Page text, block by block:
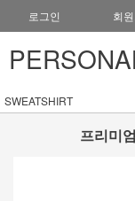
로그인 회
SWEATSHIRT
프리미